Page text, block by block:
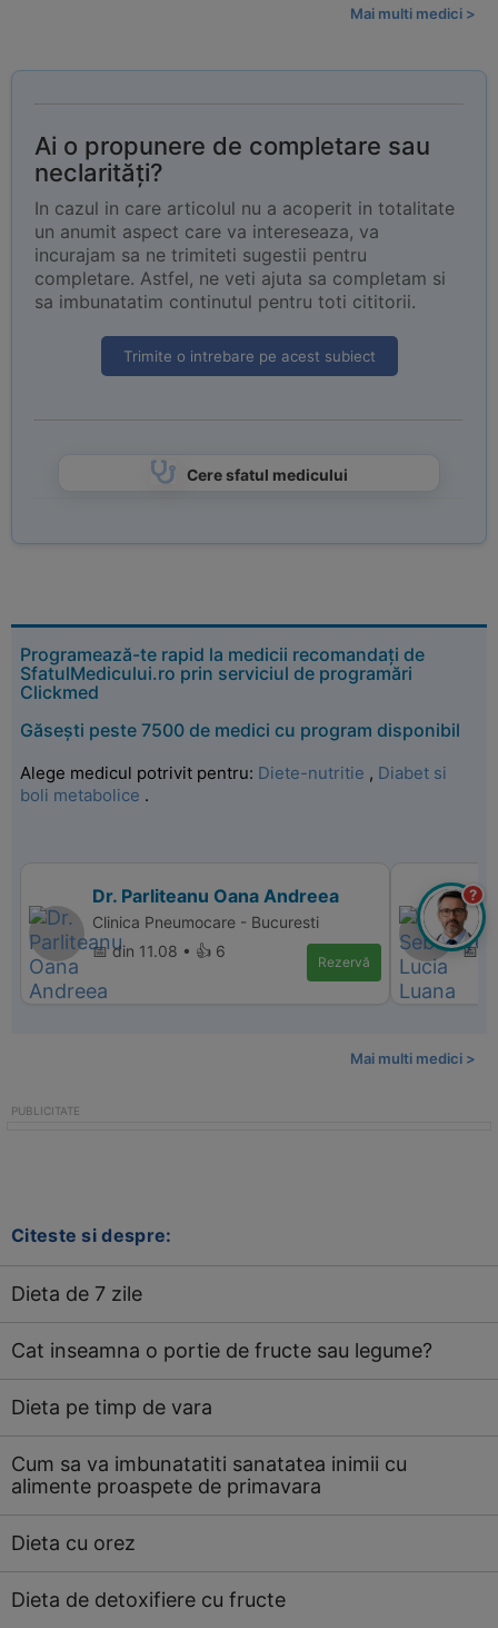
Mai multi medici >
Ai o propunere de completare sau
neclarități?
In cazul in care articolul nu a acoperit in totalitate
un anumit aspect care va intereseaza, va
incurajam sa ne trimiteti sugestii pentru
completare. Astfel, ne veti ajuta sa completam si
sa imbunatatim continutul pentru toti cititorii.
Trimite o intrebare pe acest subiect
Cere sfatul medicului
Programează-te rapid la medicii recomandați de
SfatulMedicului.ro prin serviciul de programări
Clickmed
Găsești peste 7500 de medici cu program disponibil
Alege medicul potrivit pentru: Diete-nutritie , Diabet si
boli metabolice .
Dr. Parliteanu Oana Andreea
Clinica Pneumocare - Bucuresti
📅 din 11.08 • 👍 6
Rezervă
Dr.
📅
Mai multi medici >
Citeste si despre:
Dieta de 7 zile
Cat inseamna o portie de fructe sau legume?
Dieta pe timp de vara
Cum sa va imbunatatiti sanatatea inimii cu
alimente proaspete de primavara
Dieta cu orez
Dieta de detoxifiere cu fructe
?